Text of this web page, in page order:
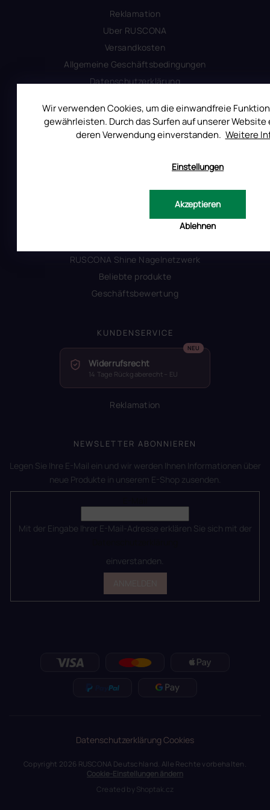
Wir verwenden Cookies, um die einwandfreie
gewährleisten. Durch das Surfen auf unserer Website
deren Verwendung einverstanden. Weitere
Einstellungen
Ablehnen
Akzeptieren
Reklamation
Uber RUSCONA
Versandkosten
Allgemeine Geschäftsbedingungen
Datenschutzerklärung
Produktsicherheit
Warum Ruscona
Alles zum Verbot von TPO
RUSCONA Shine Nagelnetzwerk
Beliebte produkte
Geschäftsbewertung
KUNDENSERVICE
Widerrufsrecht
14 Tage Rückgaberecht – EU
Reklamation
NEWSLETTER ABONNIEREN
Legen Sie Ihre E-Mail ein und wir werden Ihnen Informationen über
neue Produkte in unserem E-Shop zusenden.
Mit der Eingabe Ihrer E-Mail-Adresse erklären Sie sich mit der
einverstanden.
DatenschutzerklärungCookies
Copyright 2026 RUSCONA Deutschland. Alle Rechte vorbehalten.
Cookie-Einstellungen ändern
Created byShoptak.cz